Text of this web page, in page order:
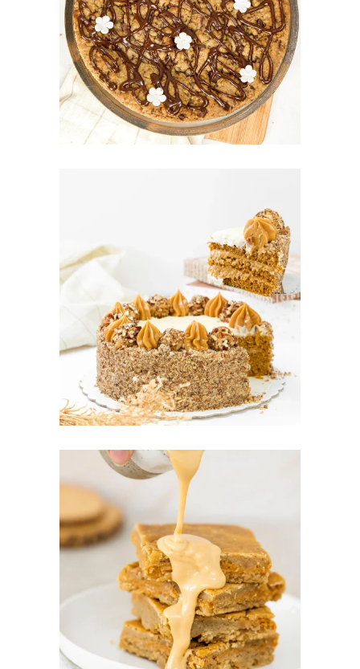
POSTRES PARA
CALENTAR
TORTAS
CAJAS DE DULCES